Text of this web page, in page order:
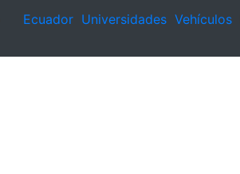
Ecuador Universidades Vehículos